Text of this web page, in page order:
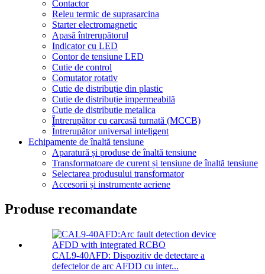
Contactor
Releu termic de suprasarcina
Starter electromagnetic
Apasă întrerupătorul
Indicator cu LED
Contor de tensiune LED
Cutie de control
Comutator rotativ
Cutie de distribuție din plastic
Cutie de distribuție impermeabilă
Cutie de distributie metalica
Întrerupător cu carcasă turnată (MCCB)
Întrerupător universal inteligent
Echipamente de înaltă tensiune
Aparatură și produse de înaltă tensiune
Transformatoare de curent și tensiune de înaltă tensiune
Selectarea produsului transformator
Accesorii și instrumente aeriene
Produse recomandate
CAL9-40AFD: Dispozitiv de detectare a
defectelor de arc AFDD cu inter...